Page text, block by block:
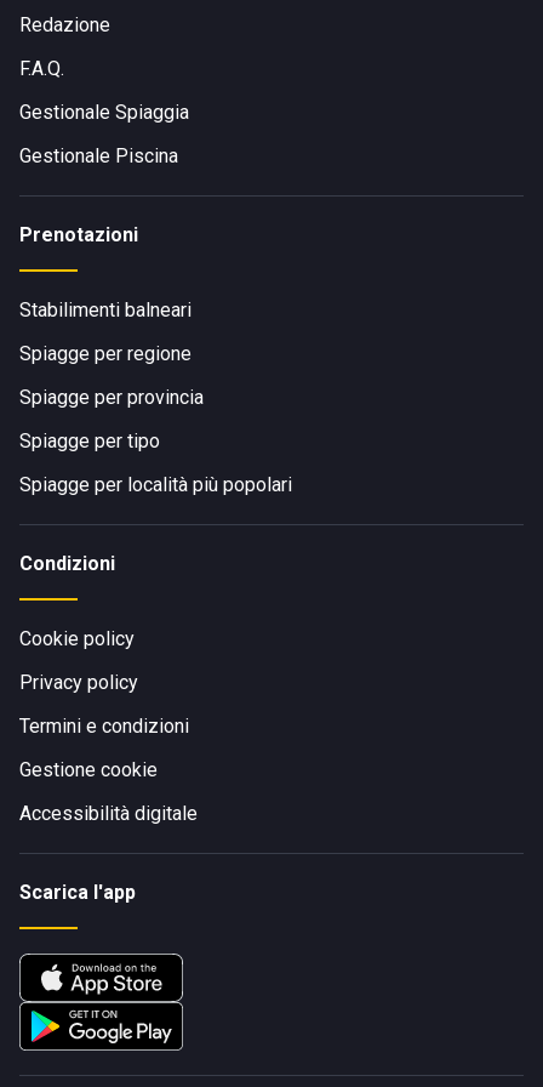
Redazione
F.A.Q.
Gestionale Spiaggia
Gestionale Piscina
Prenotazioni
Stabilimenti balneari
Spiagge per regione
Spiagge per provincia
Spiagge per tipo
Spiagge per località più popolari
Condizioni
Cookie policy
Privacy policy
Termini e condizioni
Gestione cookie
Accessibilità digitale
Scarica l'app